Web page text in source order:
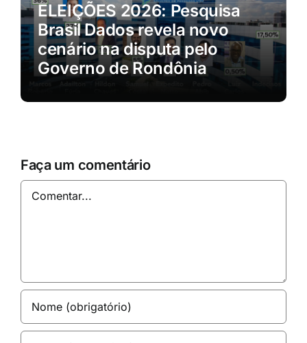
ELEIÇÕES 2026: Pesquisa
Brasil Dados revela novo
cenário na disputa pelo
Governo de Rondônia
Faça um comentário
Comentar